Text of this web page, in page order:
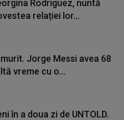
Rodriguez, nuntă
relației lor...
Jorge Messi avea 68
vreme cu o...
în a doua zi de UNTOLD.